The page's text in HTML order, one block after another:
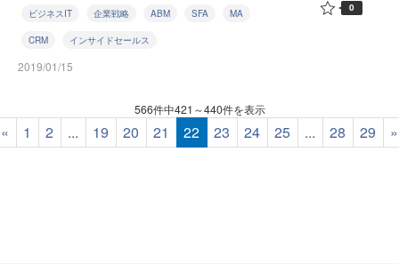
ビジネスIT 企業戦略 ABM SFA MA
CRM インサイドセールス
2019/01/15
0
566件中421～440件を表示
« 1 2 ... 19 20 21 22 23 24 25 ... 28 29 »